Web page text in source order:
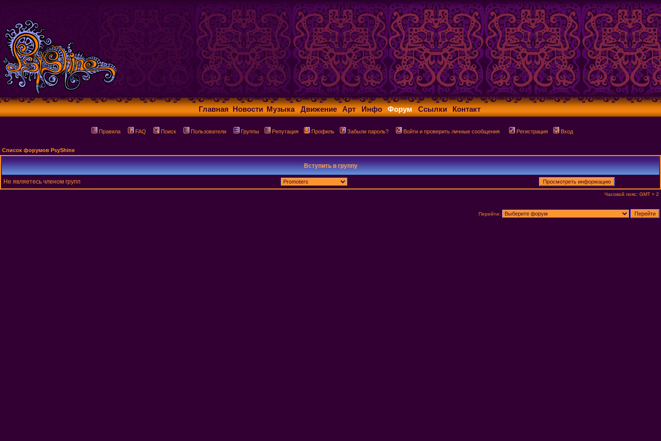
Главная Новости Музыка Движение Арт Инфо Форум Ссылки Контакт
Правила FAQ Поиск Пользователи Группы Репутация Профиль Забыли пароль? Войти и проверить личные сообщения Регистрация Вход
Список форумов PsyShine
Вступить в группу
Не являетесь членом групп
Часовой пояс: GMT + 2
Перейти: